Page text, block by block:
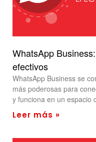
WhatsApp
efectivos
WhatsApp Business se
más poderosas para
y funciona en un espacio
Leer más »